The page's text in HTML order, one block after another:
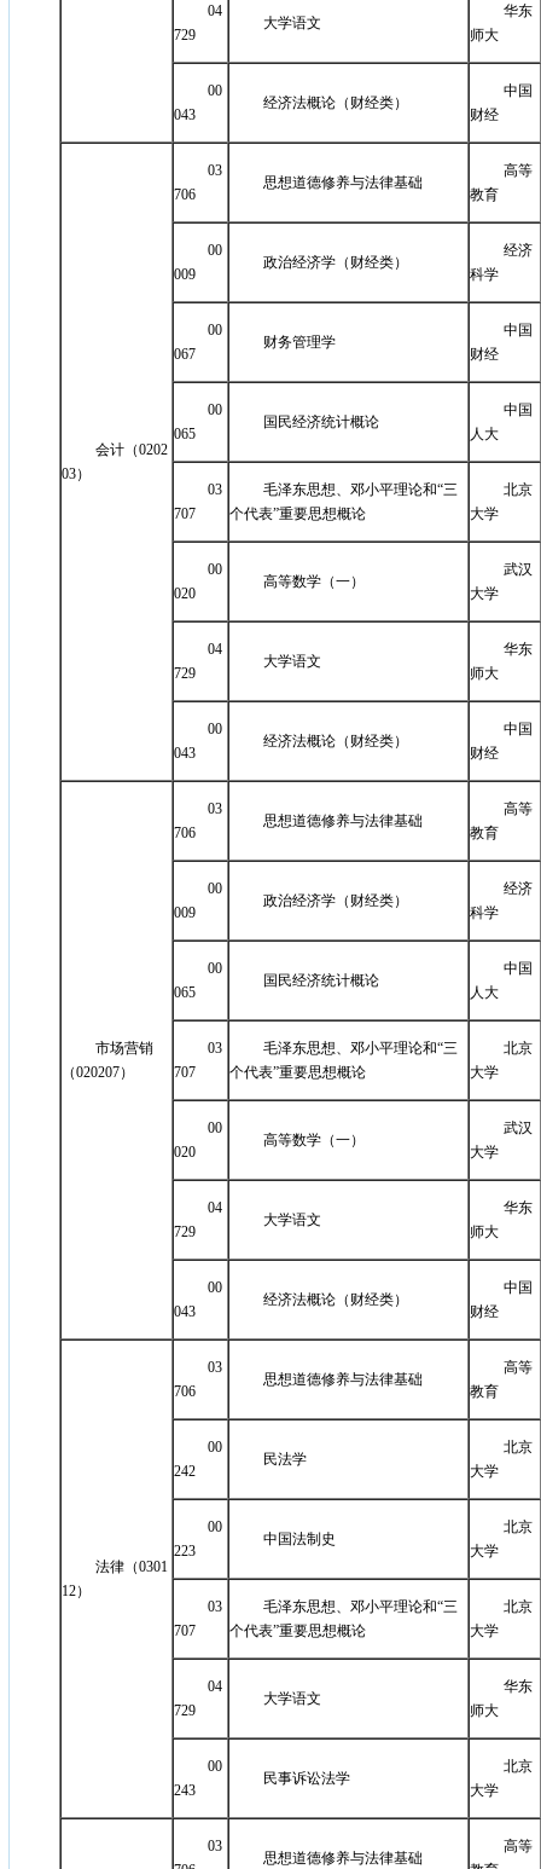
04
729
大学语文
华东
师大
00
043
经济法概论（财经类）
中国
财经
会计（0202
03）
03
706
思想道德修养与法律基础
高等
教育
00
009
政治经济学（财经类）
经济
科学
00
067
财务管理学
中国
财经
00
065
国民经济统计概论
中国
人大
03
707
毛泽东思想、邓小平理论和“三
个代表”重要思想概论
北京
大学
00
020
高等数学（一）
武汉
大学
04
729
大学语文
华东
师大
00
043
经济法概论（财经类）
中国
财经
市场营销
（020207）
03
706
思想道德修养与法律基础
高等
教育
00
009
政治经济学（财经类）
经济
科学
00
065
国民经济统计概论
中国
人大
03
707
毛泽东思想、邓小平理论和“三
个代表”重要思想概论
北京
大学
00
020
高等数学（一）
武汉
大学
04
729
大学语文
华东
师大
00
043
经济法概论（财经类）
中国
财经
法律（0301
12）
03
706
思想道德修养与法律基础
高等
教育
00
242
民法学
北京
大学
00
223
中国法制史
北京
大学
03
707
毛泽东思想、邓小平理论和“三
个代表”重要思想概论
北京
大学
04
729
大学语文
华东
师大
00
243
民事诉讼法学
北京
大学
03
思想道德修养与法律基础
高等